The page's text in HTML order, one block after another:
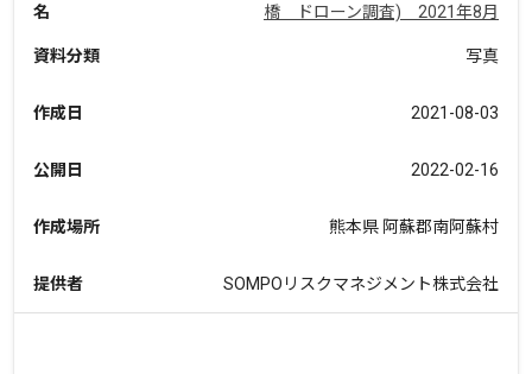
名
橋 ドローン調査) 2021年8月
資料分類 写真
作成日 2021-08-03
公開日 2022-02-16
作成場所 熊本県 阿蘇郡南阿蘇村
提供者 SOMPOリスクマネジメント株式会社